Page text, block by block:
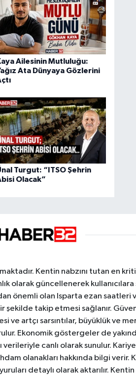
Ailesinin Mutluluğu:
Ata Dünyaya Gözlerini
Turgut: “ITSO Şehrin
Olacak”
Kentin nabzını tutan en
olarak güncellenerek
önemli olan Isparta ezan
takip etmesi sağlanır.
artçı sarsıntılar, büyüklük ve
Ekonomik göstergeler de
canlı olarak sunulur.
olanakları hakkında bilgi verir.
detaylı olarak aktarılır.